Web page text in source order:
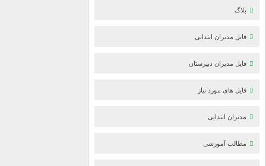
بلاگ
فایل مدیران ابتدایی
فایل مدیران دبیرستان
فایل های مورد نیاز
مدیران ابتدایی
مطالب آموزشی